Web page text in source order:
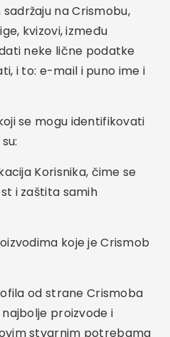
na Crismobu,
kvizovi, između
neke lične podatke
i to: e-mail i puno ime i
se mogu identifikovati
Korisnika, čime se
i zaštita samih
koje je Crismob
od strane Crismoba
proizvode i
stvarnim potrebama